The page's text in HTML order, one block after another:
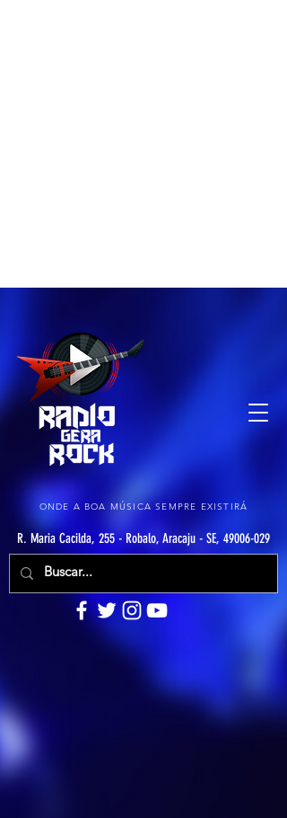
ONDE A BOA MÚSICA SEMPRE EXISTIRÁ
R. Maria Cacilda, 255 - Robalo, Aracaju - SE, 49006-029